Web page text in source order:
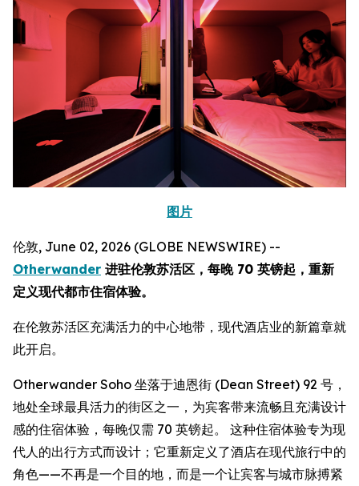
图片
伦敦, June 02, 2026 (GLOBE NEWSWIRE) --
Otherwander 进驻伦敦苏活区，每晚 70 英镑起，重新
定义现代都市住宿体验。
在伦敦苏活区充满活力的中心地带，现代酒店业的新篇章就
此开启。
Otherwander Soho 坐落于迪恩街 (Dean Street) 92 号，
地处全球最具活力的街区之一，为宾客带来流畅且充满设计
感的住宿体验，每晚仅需 70 英镑起。 这种住宿体验专为现
代人的出行方式而设计；它重新定义了酒店在现代旅行中的
角色——不再是一个目的地，而是一个让宾客与城市脉搏紧